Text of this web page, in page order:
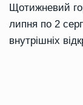
Щотижневий
липня по 2
внутрішніх